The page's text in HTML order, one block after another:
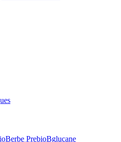
Berbe PrebioBglucane